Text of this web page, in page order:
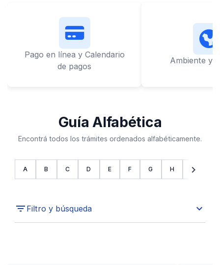
Pago en línea y Calendario
de pagos
Ambiente y
Guía Alfabética
Encontrá todos los trámites ordenados alfabéticamente.
chevron_left
A B C D E F G H Ichevron_right
Filtro y búsqueda expand_more